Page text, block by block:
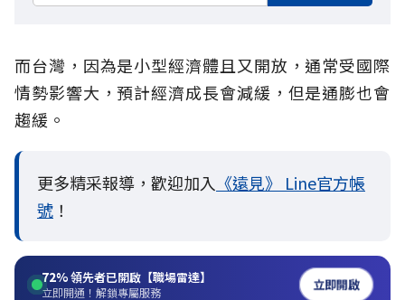
而台灣，因為是小型經濟體且又開放，通常受國際
情勢影響大，預計經濟成長會減緩，但是通膨也會
趨緩。
更多精采報導，歡迎加入 《遠見》 Line官方帳
號 ！
72%領先者已開啟【職場雷達】
立即開通！解鎖專屬服務 立即開啟